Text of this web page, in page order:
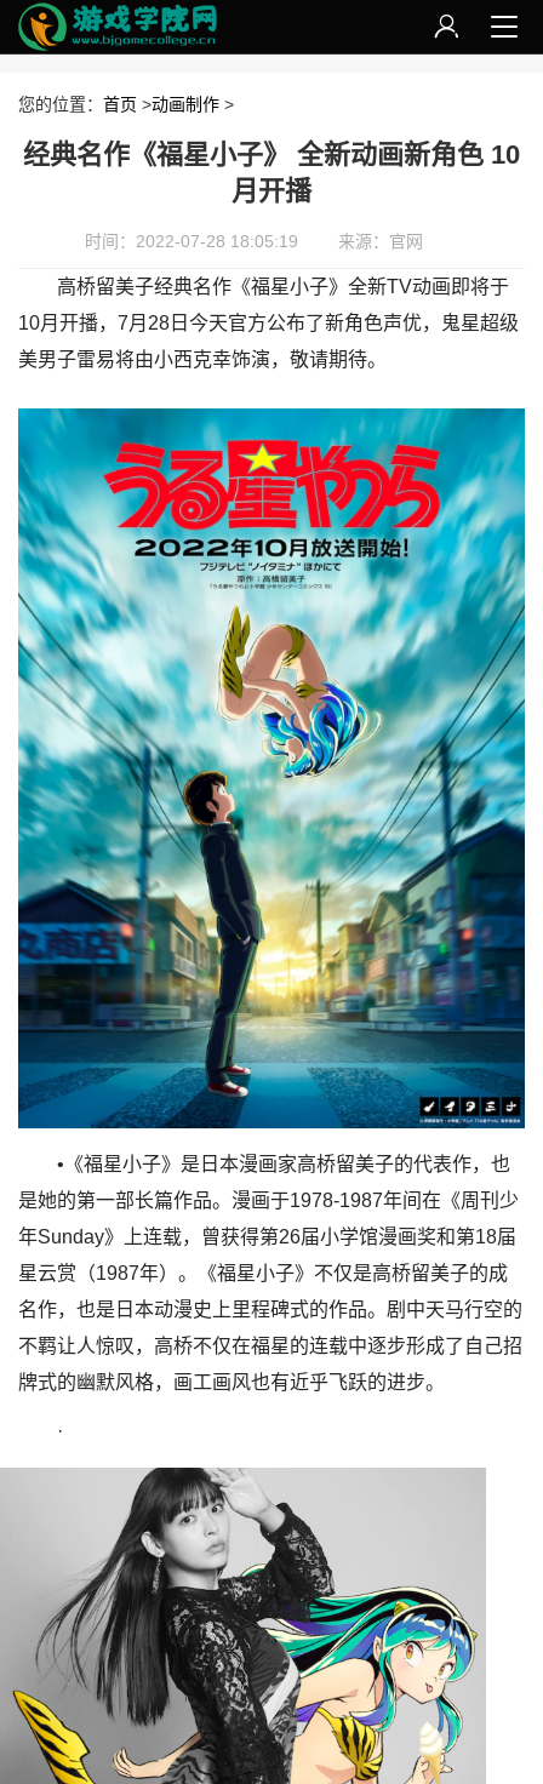
您的位置： 首页 >动画制作 >
经典名作《福星小子》 全新动画新角色 10
月开播
时间：2022-07-28 18:05:19 来源：官网
高桥留美子经典名作《福星小子》全新TV动画即将于
10月开播，7月28日今天官方公布了新角色声优，鬼星超级
美男子雷易将由小西克幸饰演，敬请期待。
•《福星小子》是日本漫画家高桥留美子的代表作，也
是她的第一部长篇作品。漫画于1978-1987年间在《周刊少
年Sunday》上连载，曾获得第26届小学馆漫画奖和第18届
星云赏（1987年）。《福星小子》不仅是高桥留美子的成
名作，也是日本动漫史上里程碑式的作品。剧中天马行空的
不羁让人惊叹，高桥不仅在福星的连载中逐步形成了自己招
牌式的幽默风格，画工画风也有近乎飞跃的进步。
·